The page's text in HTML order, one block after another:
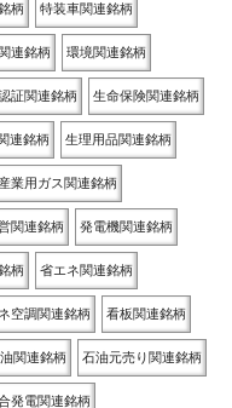
柄 特装車関連銘柄
連銘柄 環境関連銘柄
証関連銘柄 生命保険関連銘柄
連銘柄 生理用品関連銘柄
産業用ガス関連銘柄
関連銘柄 発電機関連銘柄
柄 省エネ関連銘柄
空調関連銘柄 看板関連銘柄
関連銘柄 石油元売り関連銘柄
発電関連銘柄